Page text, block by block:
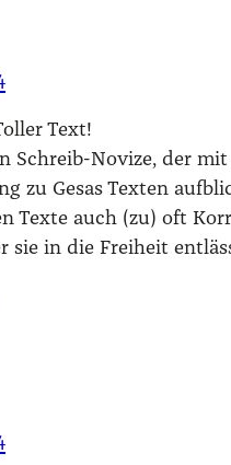
Text!
Schreib-Novi­ze, der mit
zu Gesas Tex­ten
Tex­te auch (zu) oft
sie in die Frei­heit